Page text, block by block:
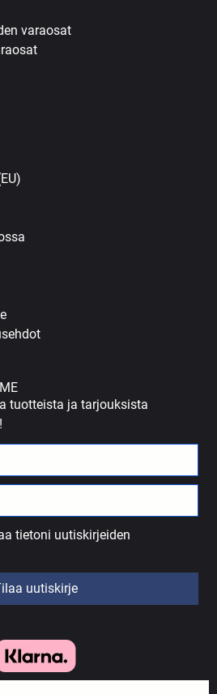
varaosat
tuotteista ja tarjouksista
tietoni uutiskirjeiden
uutiskirje